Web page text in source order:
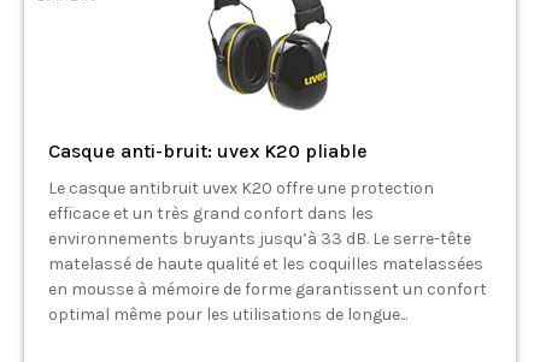
Casque anti-bruit: uvex K20 pliable
Le casque antibruit uvex K20 offre une protection
efficace et un très grand confort dans les
environnements bruyants jusqu’à 33 dB. Le serre-tête
matelassé de haute qualité et les coquilles matelassées
en mousse à mémoire de forme garantissent un confort
optimal même pour les utilisations de longue...